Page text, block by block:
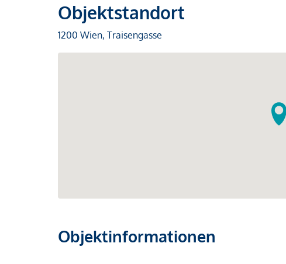
Objektstandort
1200 Wien, Traisengasse
Objektinformationen